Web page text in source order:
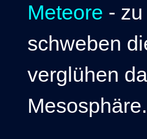
Meteore -
schweben
verglühen
Mesosphäre.